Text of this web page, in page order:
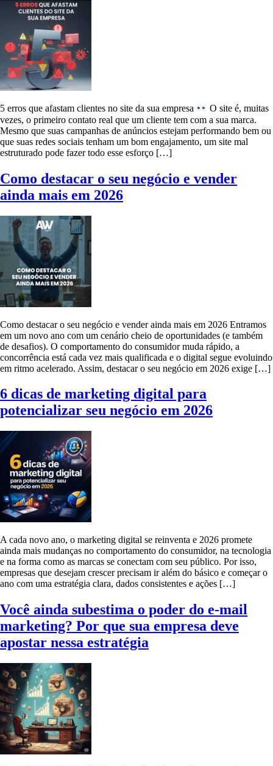
5 erros que afastam clientes no site da sua empresa
O site é, muitas
vezes, o primeiro contato real que um cliente tem com a sua marca.
Mesmo que suas campanhas de anúncios estejam performando bem ou
que suas redes sociais tenham um bom engajamento, um site mal
estruturado pode fazer todo esse esforço […]
Como destacar o seu negócio e vender
ainda mais em 2026
Como destacar o seu negócio e vender ainda mais em 2026 Entramos
em um novo ano com um cenário cheio de oportunidades (e também
de desafios). O comportamento do consumidor muda rápido, a
concorrência está cada vez mais qualificada e o digital segue evoluindo
em ritmo acelerado. Assim, destacar o seu negócio em 2026 exige […]
6 dicas de marketing digital para
potencializar seu negócio em 2026
A cada novo ano, o marketing digital se reinventa e 2026 promete
ainda mais mudanças no comportamento do consumidor, na tecnologia
e na forma como as marcas se conectam com seu público. Por isso,
empresas que desejam crescer precisam ir além do básico e começar o
ano com uma estratégia clara, dados consistentes e ações […]
Você ainda subestima o poder do e-mail
marketing? Por que sua empresa deve
apostar nessa estratégia